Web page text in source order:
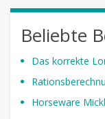
Beliebte
Das korrekte
Horseware